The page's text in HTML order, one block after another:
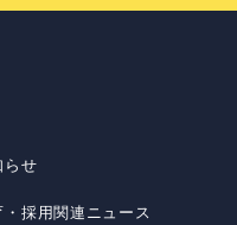
らせ
・採用関連ニュース